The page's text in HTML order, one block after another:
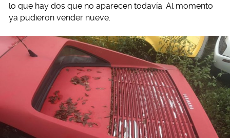
lo que hay dos que no aparecen todavía. Al momento
ya pudieron vender nueve.